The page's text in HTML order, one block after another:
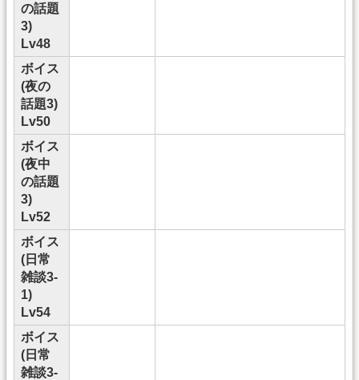
の話題
3)
Lv48
ボイス
(夜の
話題3)
Lv50
ボイス
(夜中
の話題
3)
Lv52
ボイス
(日常
雑談3-
1)
Lv54
ボイス
(日常
雑談3-